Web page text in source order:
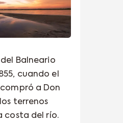
Balneario
cuando el
a Don
terrenos
costa del río.